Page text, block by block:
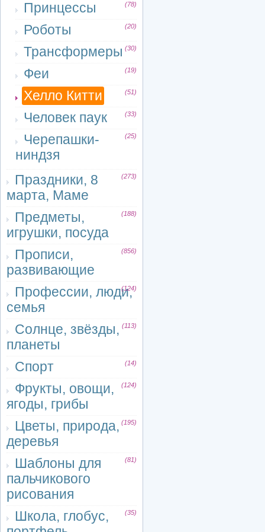
Принцессы (78)
Роботы (20)
Трансформеры (30)
Феи (19)
Хелло Китти (51)
Человек паук (33)
Черепашки-
ниндзя
(25)
Праздники, 8
марта, Маме
(273)
Предметы,
игрушки, посуда
(188)
Прописи,
развивающие
(856)
Профессии, люди,
семья
(124)
Солнце, звёзды,
планеты
(113)
Спорт (14)
Фрукты, овощи,
ягоды, грибы
(124)
Цветы, природа,
деревья
(195)
Шаблоны для
пальчикового
рисования
(81)
Школа, глобус,
(35)